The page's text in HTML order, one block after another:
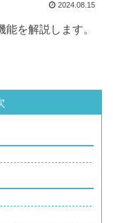
2024.08.15
を解説します。